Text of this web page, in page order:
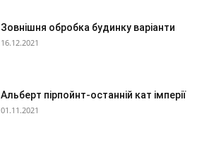
Зовнішня обробка будинку варіанти
16.12.2021
Альберт пірпойнт-останній кат імперії
01.11.2021